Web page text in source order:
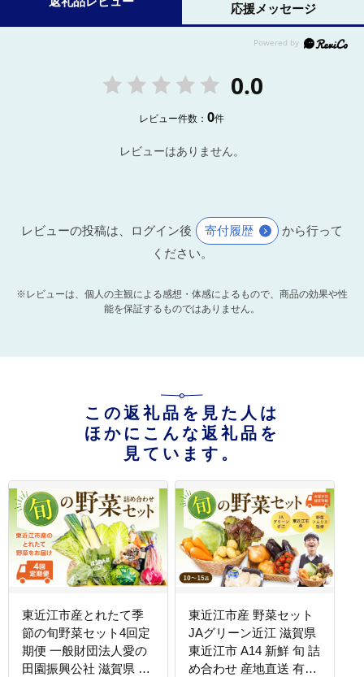
応援メッセージ
0.0
レビュー件数：0件
レビューはありません。
レビューの投稿は、ログイン後 寄付履歴
から行って
ください。
※レビューは、個人の主観による感想・体感によるもので、商品の効果や性
能を保証するものではありません。
この返礼品を見た人は
ほかにこんな返礼品を
見ています。
東近江市産とれたて季
節の旬野菜セット4回定
期便 一般財団法人愛の
田園振興公社 滋賀県 東
東近江市産 野菜セット
JAグリーン近江 滋賀県
東近江市 A14 新鮮 旬 詰
め合わせ 産地直送 有機